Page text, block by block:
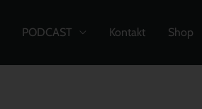
PODCAST Kontakt Shop